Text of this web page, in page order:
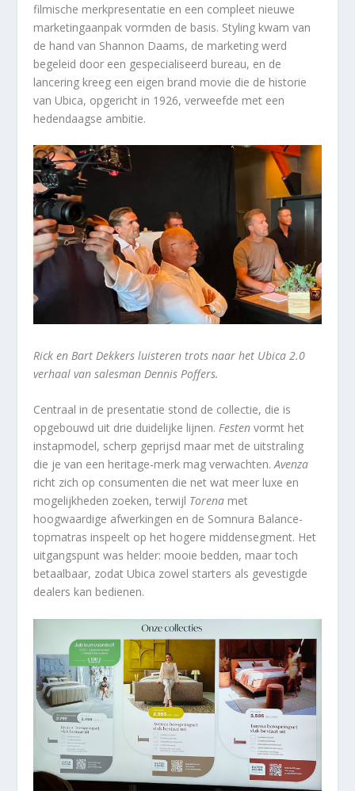
filmische merkpresentatie en een compleet nieuwe
marketingaanpak vormden de basis. Styling kwam van
de hand van Shannon Daams, de marketing werd
begeleid door een gespecialiseerd bureau, en de
lancering kreeg een eigen brand movie die de historie
van Ubica, opgericht in 1926, verweefde met een
hedendaagse ambitie.
Rick en Bart Dekkers luisteren trots naar het Ubica 2.0
verhaal van salesman Dennis Poffers.
Centraal in de presentatie stond de collectie, die is
opgebouwd uit drie duidelijke lijnen.Festen vormt het
instapmodel, scherp geprijsd maar met de uitstraling
die je van een heritage-merk mag verwachten.Avenza
richt zich op consumenten die net wat meer luxe en
mogelijkheden zoeken, terwijl Torena met
hoogwaardige afwerkingen en de Somnura Balance-
topmatras inspeelt op het hogere middensegment. Het
uitgangspunt was helder: mooie bedden, maar toch
betaalbaar, zodat Ubica zowel starters als gevestigde
dealers kan bedienen.